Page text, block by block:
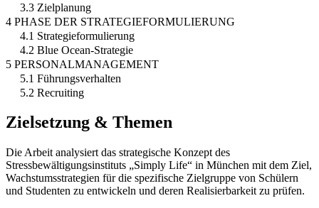
3.3 Zielplanung
4 PHASE DER STRATEGIEFORMULIERUNG
4.1 Strategieformulierung
4.2 Blue Ocean-Strategie
5 PERSONALMANAGEMENT
5.1 Führungsverhalten
5.2 Recruiting
Zielsetzung & Themen
Die Arbeit analysiert das strategische Konzept des
Stressbewältigungsinstituts „Simply Life“ in München mit dem Ziel,
Wachstumsstrategien für die spezifische Zielgruppe von Schülern
und Studenten zu entwickeln und deren Realisierbarkeit zu prüfen.